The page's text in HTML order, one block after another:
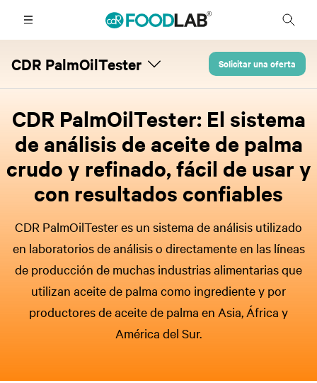
CDR PalmOilTester Solicitar una oferta
CDR PalmOilTester: El sistema
de análisis de aceite de palma
crudo y refinado, fácil de usar y
con resultados confiables
CDR PalmOilTester es un sistema de análisis utilizado
en laboratorios de análisis o directamente en las líneas
de producción de muchas industrias alimentarias que
utilizan aceite de palma como ingrediente y por
productores de aceite de palma en Asia, África y
América del Sur.